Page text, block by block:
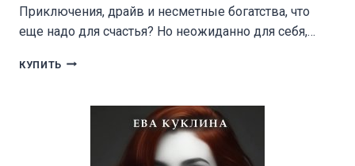
Приключения, драйв и несметные богатства, что
еще надо для счастья? Но неожиданно для себя,…
КУПИТЬ КОЛЫБЕЛЬ